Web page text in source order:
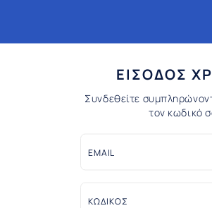
ΕΙΣΟΔΟΣ
Συνδεθείτε
τον κωδικό
EMAIL
ΚΩΔΙΚΟΣ